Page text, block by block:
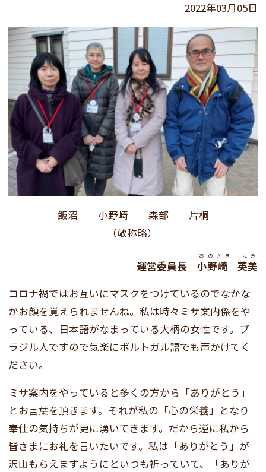
2022年03月05日
飯沼 小野崎 森部 片桐
（敬称略）
運営委員長 小野崎 英美
おのざき えみ
コロナ禍ではお互いにマスクをつけているのでなかな
かお顔を覚えられませんね。私は時々ミサ案内係をや
っている、日本語がなまっている大柄の女性です。ブ
ラジル人ですので気楽にポルトガル語でも声かけてく
ださい。
ミサ案内をやっていると多くの方から「ありがとう」
とお言葉を頂きます。それが私の「心の栄養」となり
奉仕の気持ちが更に湧いてきます。だから逆に私から
皆さまにお礼を言いたいです。私は「ありがとう」が
沢山もらえますようにといつも祈っていて、「ありが